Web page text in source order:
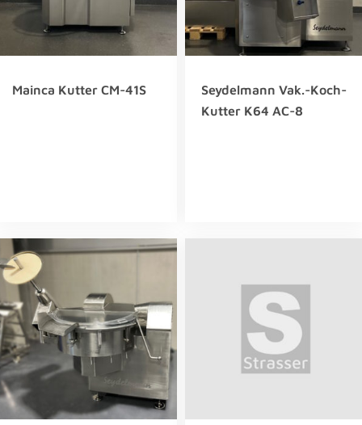
Mainca Kutter CM-41S
Seydelmann Vak.-Koch-
Kutter K64 AC-8